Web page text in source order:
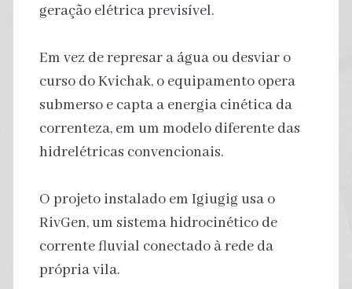
geração elétrica previsível.
Em vez de represar a água ou desviar o
curso do Kvichak, o equipamento opera
submerso e capta a energia cinética da
correnteza, em um modelo diferente das
hidrelétricas convencionais.
O projeto instalado em Igiugig usa o
RivGen, um sistema hidrocinético de
corrente fluvial conectado à rede da
própria vila.